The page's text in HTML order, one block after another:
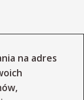
na adres